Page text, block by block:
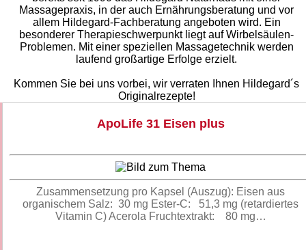
Massagepraxis, in der auch Ernährungsberatung und vor
allem Hildegard-Fachberatung angeboten wird. Ein
besonderer Therapieschwerpunkt liegt auf Wirbelsäulen-
Problemen. Mit einer speziellen Massagetechnik werden
laufend großartige Erfolge erzielt.
Kommen Sie bei uns vorbei, wir verraten Ihnen Hildegard´s
Originalrezepte!
ApoLife 31 Eisen plus
Zusammensetzung pro Kapsel (Auszug): Eisen aus
organischem Salz: 30 mg Ester-C: 51,3 mg (retardiertes
Vitamin C) Acerola Fruchtextrakt: 80 mg…